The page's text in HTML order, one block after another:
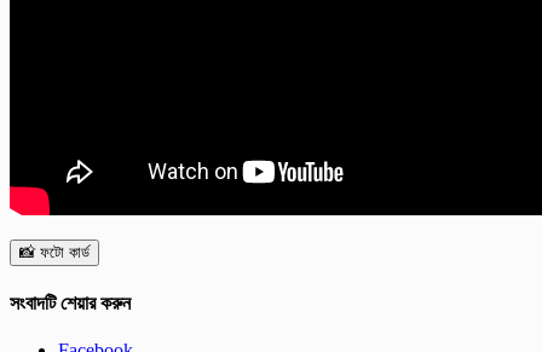
📸 ফটো কার্ড
সংবাদটি শেয়ার করুন